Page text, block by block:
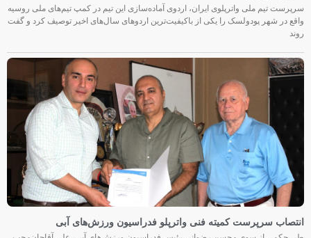
سرپرست تیم ملی واترپلوی ایران، اردوی آماده‌سازی این تیم در کمپ تیم‌های ملی روسیه
واقع در شهر پودولسک را یکی از باکیفیت‌ترین اردوهای سال‌های اخیر توصیف کرد و گفت
روند
انتصاب سرپرست کمیته فنی واترپلو فدراسیون ورزش‌های آبی